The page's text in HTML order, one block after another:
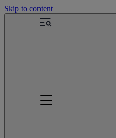
Skip to content